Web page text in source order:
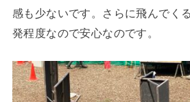
感も少ないです。さらに飛んでく
発程度なので安心なのです。